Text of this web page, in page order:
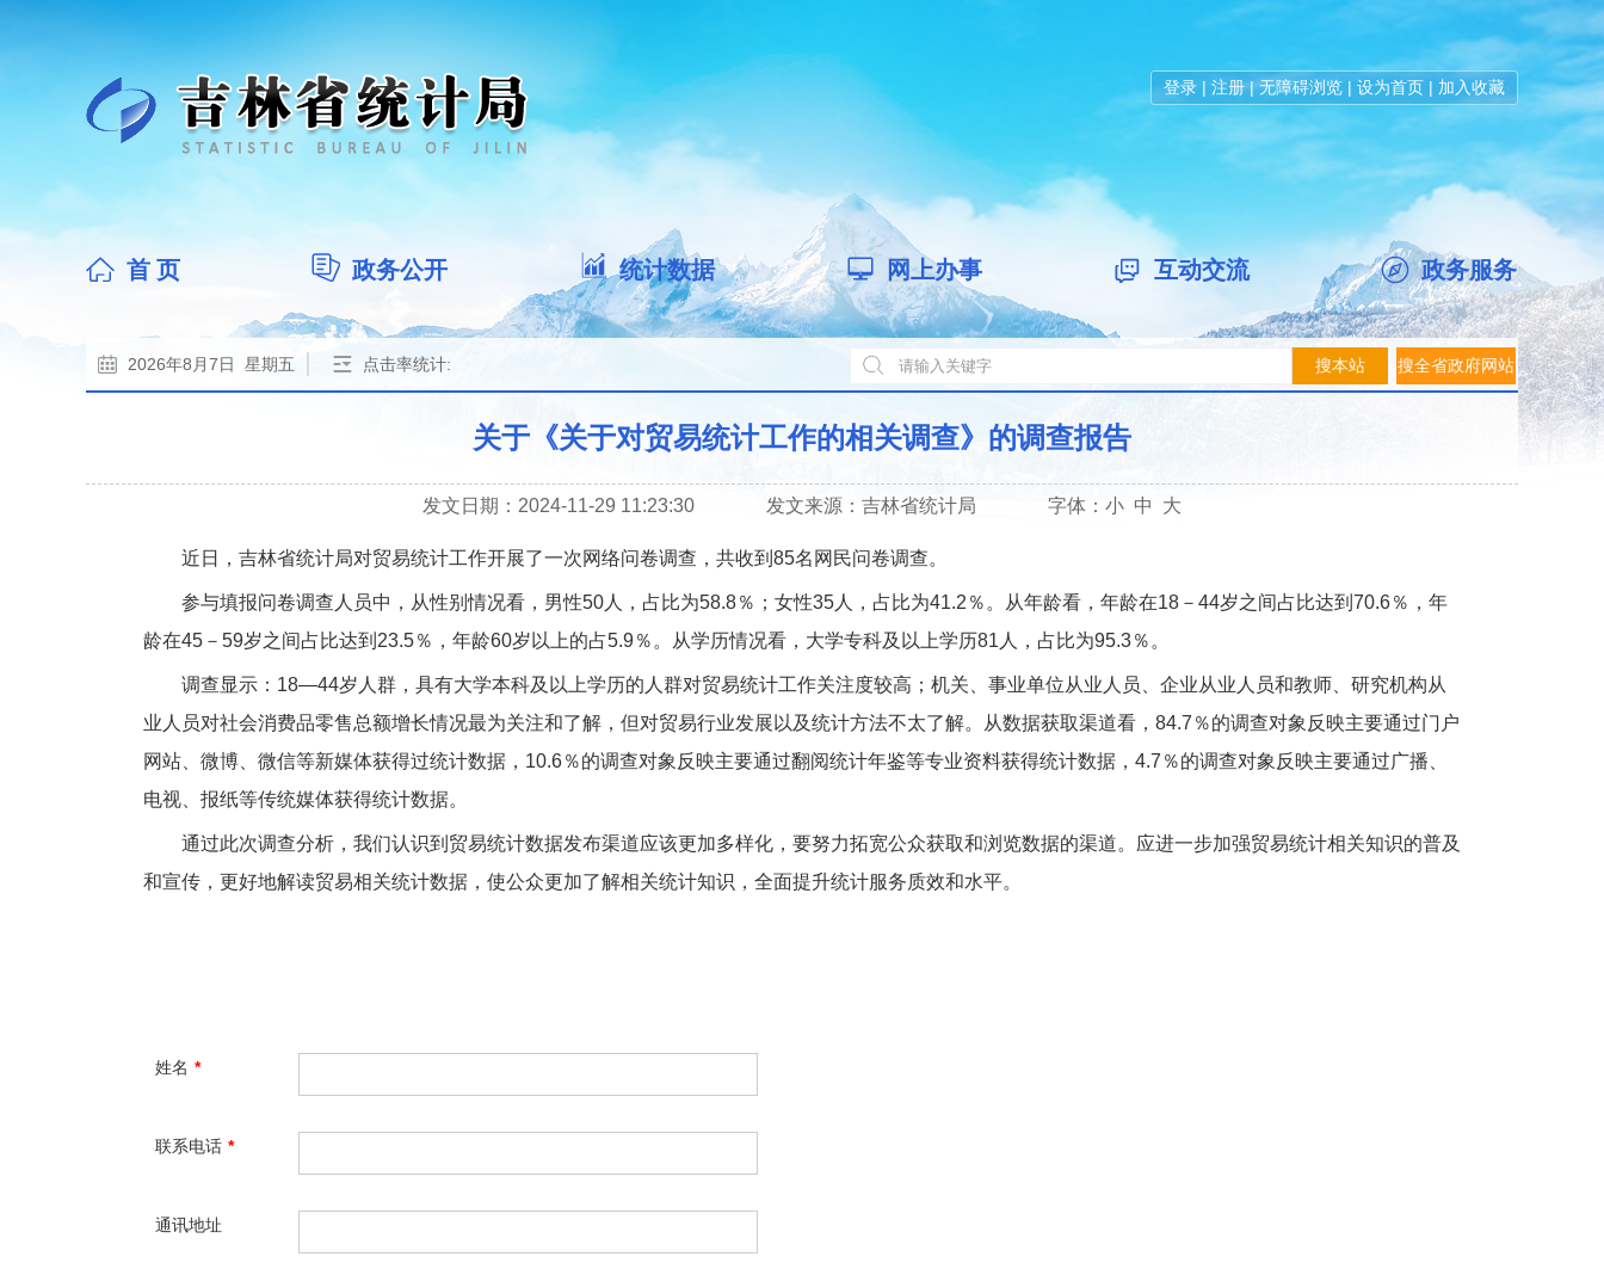
登录 | 注册|无障碍浏览 | 设为首页 | 加入收藏
首 页 政务公开 统计数据 网上办事 互动交流 政务服务
2026年8月7日 星期五 点击率统计:
关于《关于对贸易统计工作的相关调查》的调查报告
发文日期：2024-11-29 11:23:30 发文来源： 吉林省统计局 字体： 小 中 大
近日，吉林省统计局对贸易统计工作开展了一次网络问卷调查，共收到85名网民问卷调查。
参与填报问卷调查人员中，从性别情况看，男性50人，占比为58.8％；女性35人，占比为41.2％。从年龄看，年龄在18－44岁之间占比达到70.6％，年
龄在45－59岁之间占比达到23.5％，年龄60岁以上的占5.9％。从学历情况看，大学专科及以上学历81人，占比为95.3％。
调查显示：18—44岁人群，具有大学本科及以上学历的人群对贸易统计工作关注度较高；机关、事业单位从业人员、企业从业人员和教师、研究机构从
业人员对社会消费品零售总额增长情况最为关注和了解，但对贸易行业发展以及统计方法不太了解。从数据获取渠道看，84.7％的调查对象反映主要通过门户
网站、微博、微信等新媒体获得过统计数据，10.6％的调查对象反映主要通过翻阅统计年鉴等专业资料获得统计数据，4.7％的调查对象反映主要通过广播、
电视、报纸等传统媒体获得统计数据。
通过此次调查分析，我们认识到贸易统计数据发布渠道应该更加多样化，要努力拓宽公众获取和浏览数据的渠道。应进一步加强贸易统计相关知识的普及
和宣传，更好地解读贸易相关统计数据，使公众更加了解相关统计知识，全面提升统计服务质效和水平。